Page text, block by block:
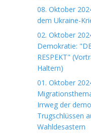
08. Oktober
dem Ukraine-
02. Oktober
Demokratie:
RESPEKT"
Haltern)
01. Oktober
Irrweg der
Trugschlüssen
Wahldesastern